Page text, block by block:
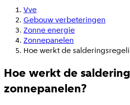
Vve
Gebouw verbeteringen
Zonne energie
Zonnepanelen
Hoe werkt de
Hoe werkt de
zonnepanelen?